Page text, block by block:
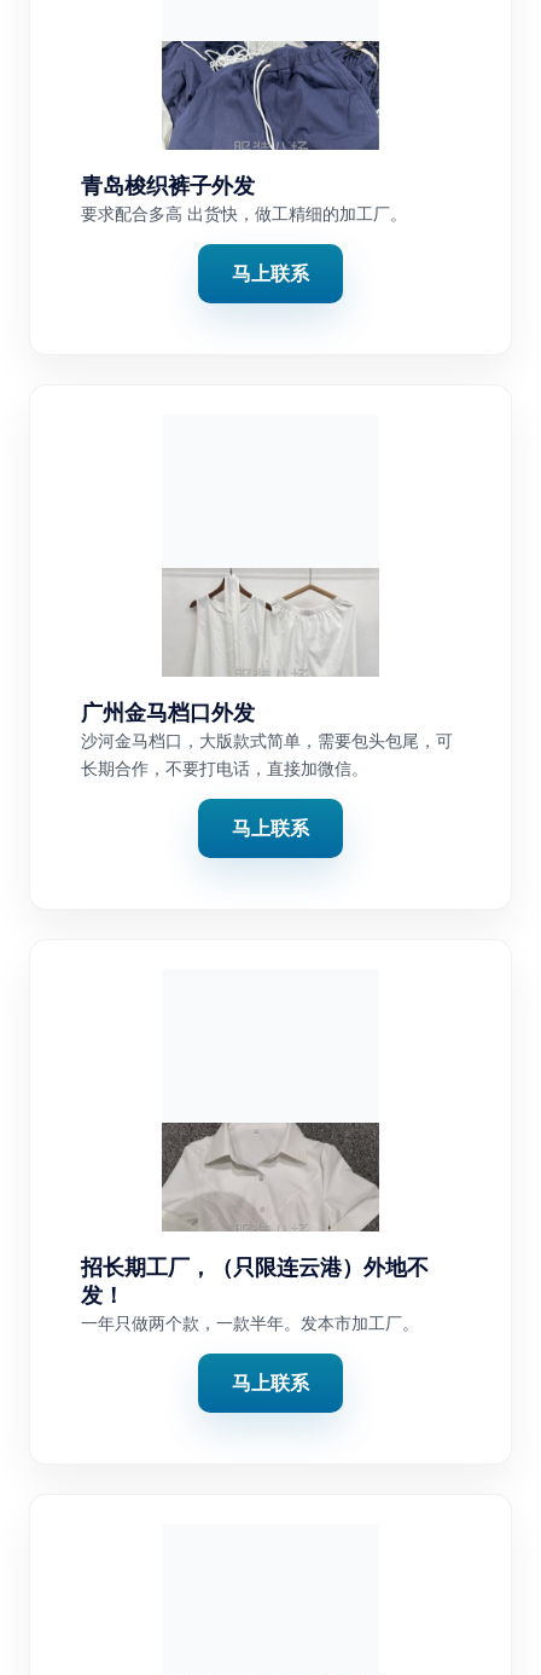
青岛梭织裤子外发
要求配合多高 出货快，做工精细的加工厂。
马上联系
广州金马档口外发
沙河金马档口，大版款式简单，需要包头包尾，可
长期合作，不要打电话，直接加微信。
马上联系
招长期工厂，（只限连云港）外地不
发！
一年只做两个款，一款半年。发本市加工厂。
马上联系